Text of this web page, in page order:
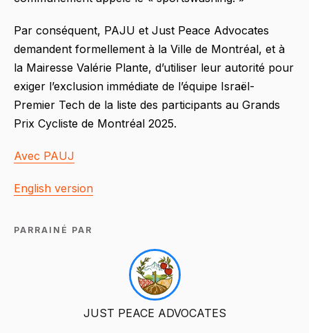
Par conséquent, PAJU et Just Peace Advocates
demandent formellement à la Ville de Montréal, et à
la Mairesse Valérie Plante, d’utiliser leur autorité pour
exiger l’exclusion immédiate de l’équipe Israël-
Premier Tech de la liste des participants au Grands
Prix Cycliste de Montréal 2025.
Avec PAUJ
English version
PARRAINÉ PAR
JUST PEACE ADVOCATES